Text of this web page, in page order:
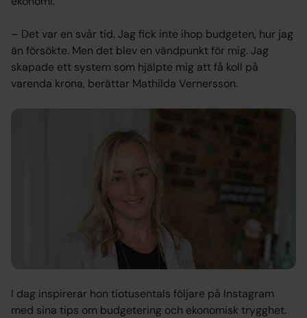
– Det var en svår tid. Jag fick inte ihop budgeten, hur jag
än försökte. Men det blev en vändpunkt för mig. Jag
skapade ett system som hjälpte mig att få koll på
varenda krona, berättar Mathilda Vernersson.
I dag inspirerar hon tiotusentals följare på Instagram
med sina tips om budgetering och ekonomisk trygghet.